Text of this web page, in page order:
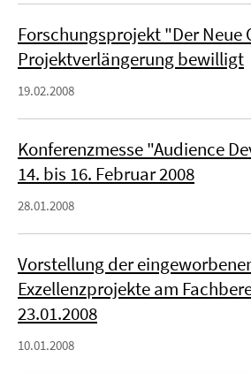
Forschungsprojekt "Der Neue
Projektverlängerung bewilligt
19.02.2008
Konferenzmesse "Audience
14. bis 16. Februar 2008
28.01.2008
Vorstellung der
Exzellenzprojekte am
23.01.2008
10.01.2008